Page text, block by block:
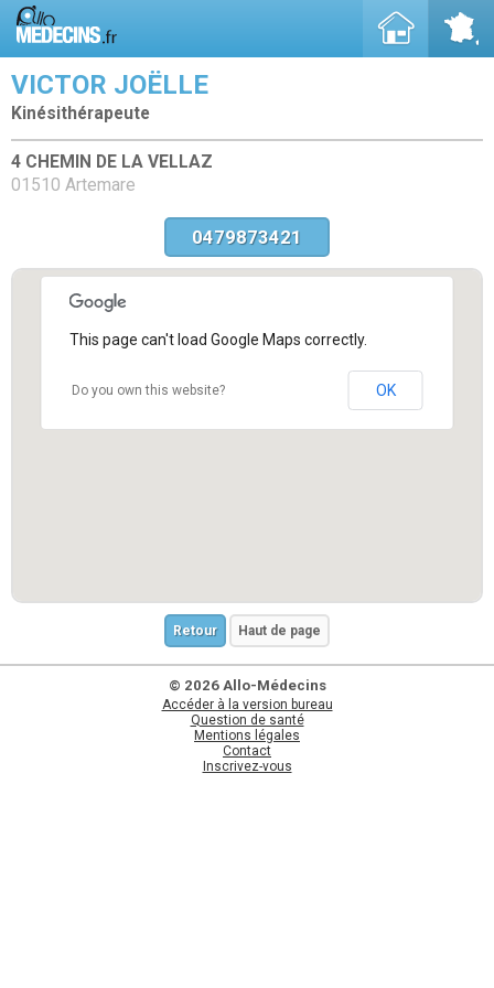
VICTOR JOËLLE
Kinésithérapeute
4 CHEMIN DE LA VELLAZ
01510 Artemare
0479873421
This page can't load Google Maps correctly.
Do you own this website? OK
Retour Haut de page
© 2026 Allo-Médecins
Accéder à la version bureau
Question de santé
Mentions légales
Contact
Inscrivez-vous